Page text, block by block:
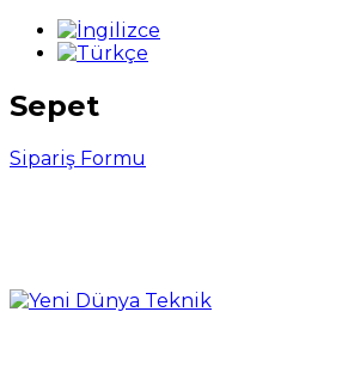
Sepet
Sipariş Formu